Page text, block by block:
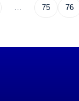
75 76